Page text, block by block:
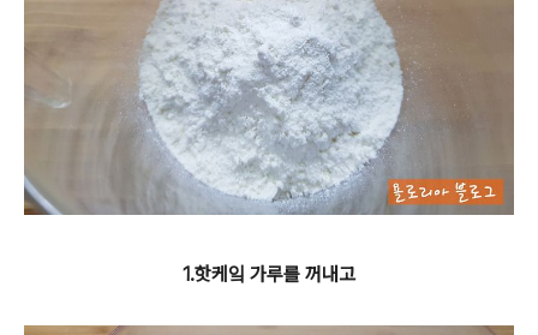
1.핫케잌 가루를 꺼내고